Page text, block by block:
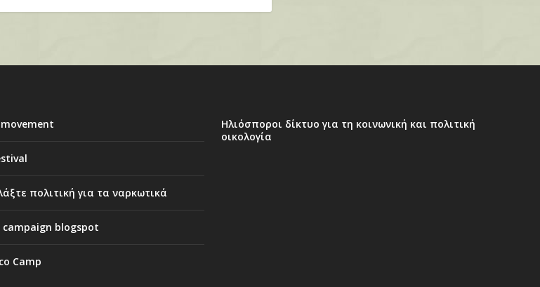
πολιτική για τα ναρκωτικά
blogspot
Camp
Ηλιόσποροι δίκτυο για τη κοινωνική και πολιτική
οικολογία